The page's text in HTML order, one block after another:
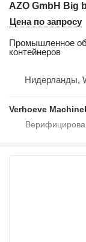
AZO GmbH Big
Цена по запросу
Промышленное
контейнеров
Нидерланды,
Verhoeve